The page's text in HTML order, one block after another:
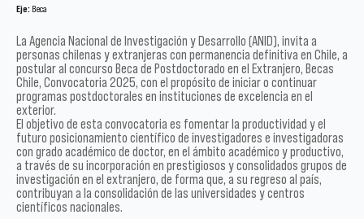
Eje: Beca
La Agencia Nacional de Investigación y Desarrollo (ANID), invita a
personas chilenas y extranjeras con permanencia definitiva en Chile, a
postular al concurso Beca de Postdoctorado en el Extranjero, Becas
Chile, Convocatoria 2025, con el propósito de iniciar o continuar
programas postdoctorales en instituciones de excelencia en el
exterior.
El objetivo de esta convocatoria es fomentar la productividad y el
futuro posicionamiento científico de investigadores e investigadoras
con grado académico de doctor, en el ámbito académico y productivo,
a través de su incorporación en prestigiosos y consolidados grupos de
investigación en el extranjero, de forma que, a su regreso al país,
contribuyan a la consolidación de las universidades y centros
científicos nacionales.